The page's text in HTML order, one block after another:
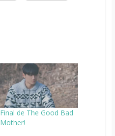
Final de The Good Bad
Mother!